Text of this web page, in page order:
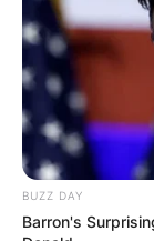
BUZZ DAY
Barron's